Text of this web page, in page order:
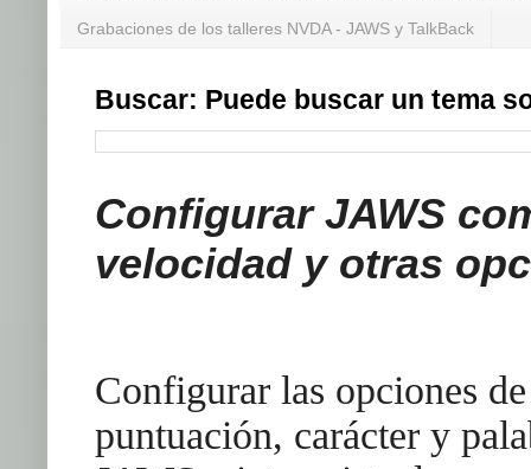
Grabaciones de los talleres NVDA - JAWS y TalkBack
Buscar: Puede buscar un tema
Configurar JAWS
velocidad y otras
Configurar las opciones
puntuación, carácter y